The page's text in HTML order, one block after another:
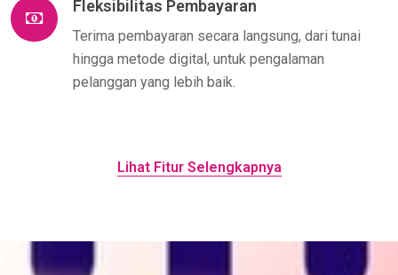
Fleksibilitas Pembayaran
Terima pembayaran secara langsung, dari tunai
hingga metode digital, untuk pengalaman
pelanggan yang lebih baik.
Lihat Fitur Selengkapnya